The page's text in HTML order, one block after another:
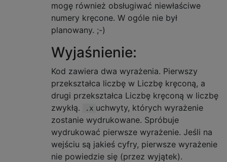
mogę również obsługiwać niewłaściwe
numery kręcone. W ogóle nie był
planowany. ;-)
Wyjaśnienie:
Kod zawiera dwa wyrażenia. Pierwszy
przekształca liczbę w Liczbę kręconą, a
drugi przekształca Liczbę kręconą w liczbę
zwykłą.
.x uchwyty, których wyrażenie
zostanie wydrukowane. Spróbuje
wydrukować pierwsze wyrażenie. Jeśli na
wejściu są jakieś cyfry, pierwsze wyrażenie
nie powiedzie się (przez wyjątek).